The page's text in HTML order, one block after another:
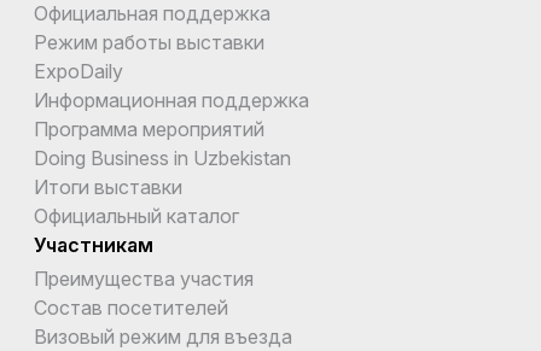
Официальная поддержка
Режим работы выставки
ExpoDaily
Информационная поддержка
Программа мероприятий
Doing Business in Uzbekistan
Итоги выставки
Официальный каталог
Участникам
Преимущества участия
Состав посетителей
Визовый режим для въезда